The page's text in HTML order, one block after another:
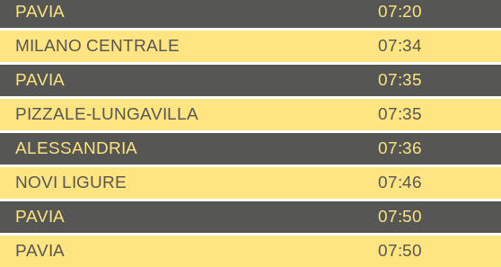
PAVIA 07:20
MILANO CENTRALE 07:34
PAVIA 07:35
PIZZALE-LUNGAVILLA 07:35
ALESSANDRIA 07:36
NOVI LIGURE 07:46
PAVIA 07:50
PAVIA 07:50